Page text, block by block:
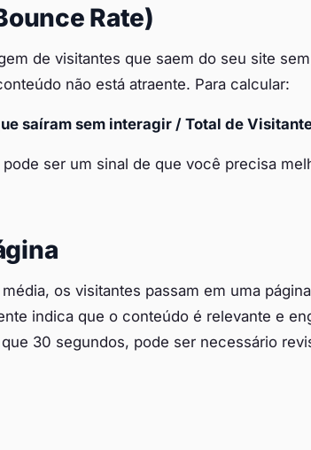
Rate)
de visitantes que saem do seu site
não está atraente. Para calcular:
saíram sem interagir / Total de
ser um sinal de que você precisa
os visitantes passam em uma página
indica que o conteúdo é relevante e
30 segundos, pode ser necessário